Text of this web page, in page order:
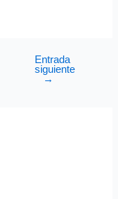
Entrada
siguiente
→